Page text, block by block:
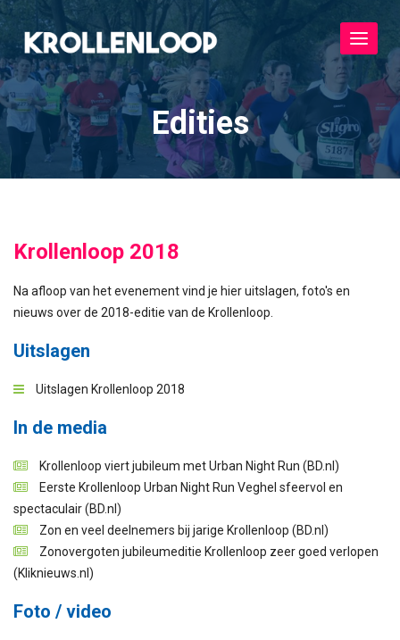
Toggle
Edities
Krollenloop 2018
Na afloop van het evenement vind je hier uitslagen, foto's en
nieuws over de 2018-editie van de Krollenloop.
Uitslagen
Uitslagen Krollenloop 2018
In de media
Krollenloop viert jubileum met Urban Night Run (BD.nl)
Eerste Krollenloop Urban Night Run Veghel sfeervol en
spectaculair (BD.nl)
Zon en veel deelnemers bij jarige Krollenloop (BD.nl)
Zonovergoten jubileumeditie Krollenloop zeer goed verlopen
(Kliknieuws.nl)
Foto / video